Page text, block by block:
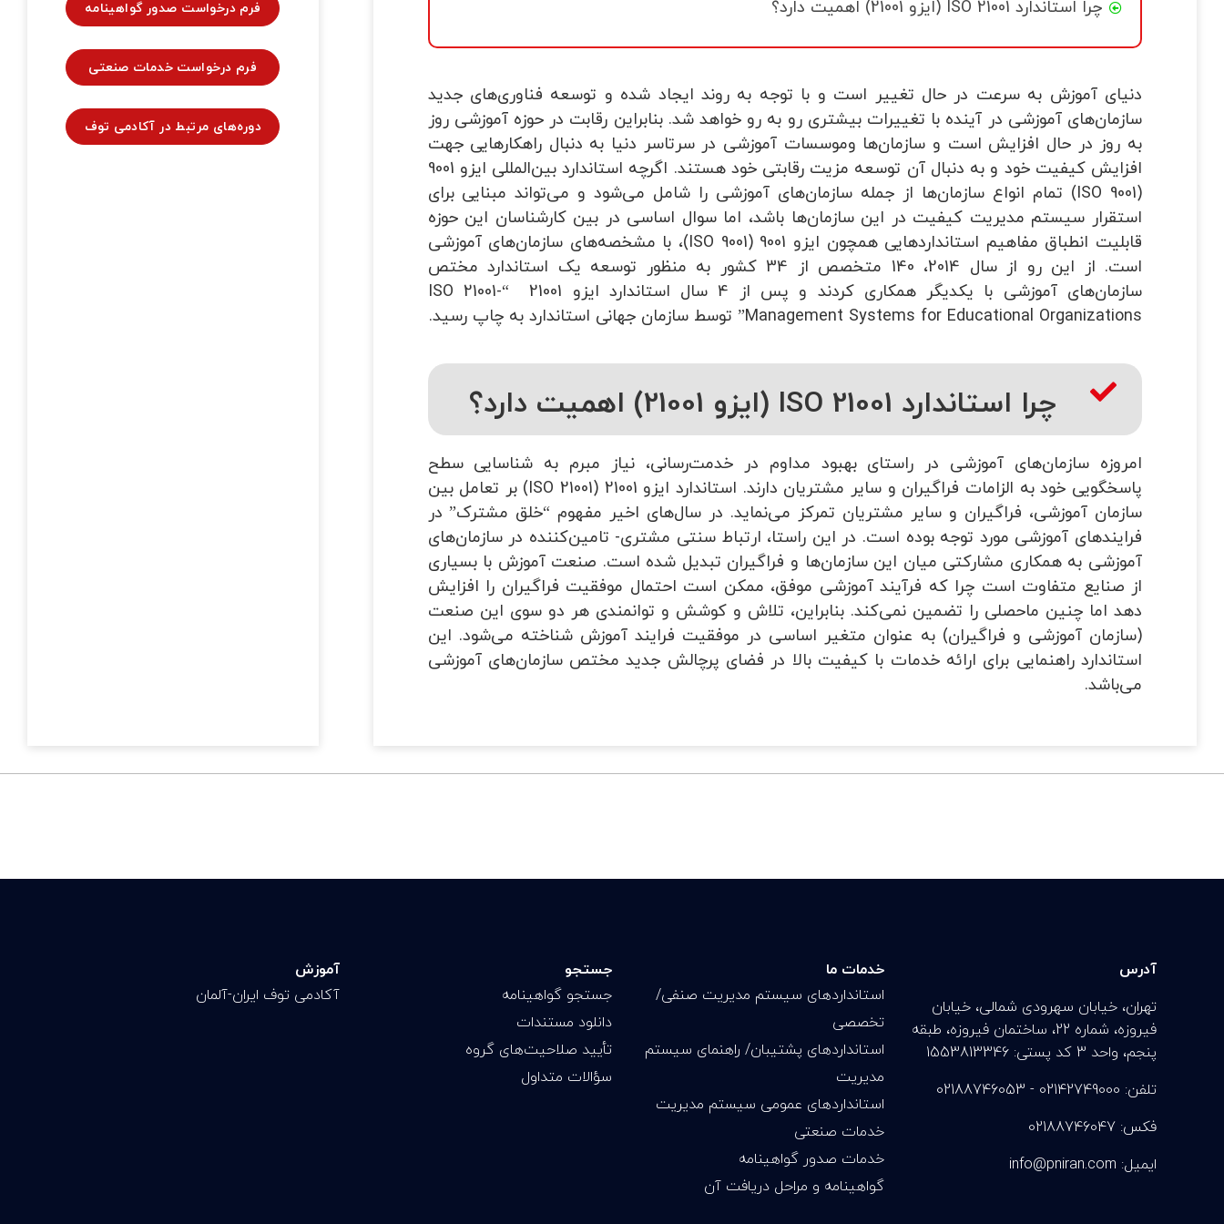
چرا استاندارد ISO 21001 (ایزو 21001) اهمیت دارد؟
دنیای آموزش به سرعت در حال تغییر است و با توجه به روند ایجاد شده و توسعه فناوری‌های جدید
سازمان‌های آموزشی در آینده با تغییرات بیشتری رو به رو خواهد شد. بنابراین رقابت در حوزه آموزشی روز
به روز در حال افزایش است و سازمان‌ها وموسسات آموزشی در سرتاسر دنیا به دنبال راهکارهایی جهت
افزایش کیفیت خود و به دنبال آن توسعه مزیت رقابتی خود هستند. اگرچه استاندارد بین‌المللی ایزو 9001
(ISO 9001) تمام انواع سازمان‌ها از جمله سازمان‌های آموزشی را شامل می‌شود و می‌تواند مبنایی برای
استقرار سیستم مدیریت کیفیت در این سازمان‌ها باشد، اما سوال اساسی در بین کارشناسان این حوزه
قابلیت انطباق مفاهیم استانداردهایی همچون ایزو 9001 (ISO 9001)، با مشخصه‌های سازمان‌های آموزشی
است. از این رو از سال 2014، 140 متخصص از 34 کشور به منظور توسعه یک استاندارد مختص
سازمان‌های آموزشی با یکدیگر همکاری کردند و پس از 4 سال استاندارد ایزو 21001 “ISO 21001-
Management Systems for Educational Organizations” توسط سازمان جهانی استاندارد به چاپ رسید.
چرا استاندارد ISO 21001 (ایزو 21001) اهمیت دارد؟
امروزه سازمان‌های آموزشی در راستای بهبود مداوم در خدمت‌رسانی، نیاز مبرم به شناسایی سطح
پاسخگویی خود به الزامات فراگیران و سایر مشتریان دارند. استاندارد ایزو 21001 (ISO 21001) بر تعامل بین
سازمان آموزشی، فراگیران و سایر مشتریان تمرکز می‌نماید. در سال‌های اخیر مفهوم “خلق مشترک” در
فرایندهای آموزشی مورد توجه بوده است. در این راستا، ارتباط سنتی مشتری- تامین‌کننده در سازمان‌های
آموزشی به همکاری مشارکتی میان این سازمان‌ها و فراگیران تبدیل شده است. صنعت آموزش با بسیاری
از صنایع متفاوت است چرا که فرآیند آموزشی موفق، ممکن است احتمال موفقیت فراگیران را افزایش
دهد اما چنین ماحصلی را تضمین نمی‌کند. بنابراین، تلاش و کوشش و توانمندی هر دو سوی این صنعت
(سازمان آموزشی و فراگیران) به عنوان متغیر اساسی در موفقیت فرایند آموزش شناخته می‌شود. این
استاندارد راهنمایی برای ارائه خدمات با کیفیت بالا در فضای پرچالش جدید مختص سازمان‌های آموزشی
می‌باشد.
فرم درخواست صدور گواهینامه
فرم درخواست خدمات صنعتی
دوره‌های مرتبط در آکادمی توف
آموزش
آکادمی توف ایران-آلمان
جستجو
جستجو گواهینامه
دانلود مستندات
تأیید صلاحیت‌های گروه
سؤالات متداول
خدمات ما
استانداردهای سیستم مدیریت صنفی/
تخصصی
استانداردهای پشتیبان/ راهنمای سیستم
مدیریت
استانداردهای عمومی سیستم مدیریت
خدمات صنعتی
خدمات صدور گواهینامه
گواهینامه و مراحل دریافت آن
آدرس
تهران، خیابان سهرودی شمالی، خیابان
فیروزه، شماره 22، ساختمان فیروزه، طبقه
پنجم، واحد 3 کد پستی: 1553813346
تلفن: 02142749000 - 02188746053
فکس: 02188746047
info@pniran.com :ایمیل